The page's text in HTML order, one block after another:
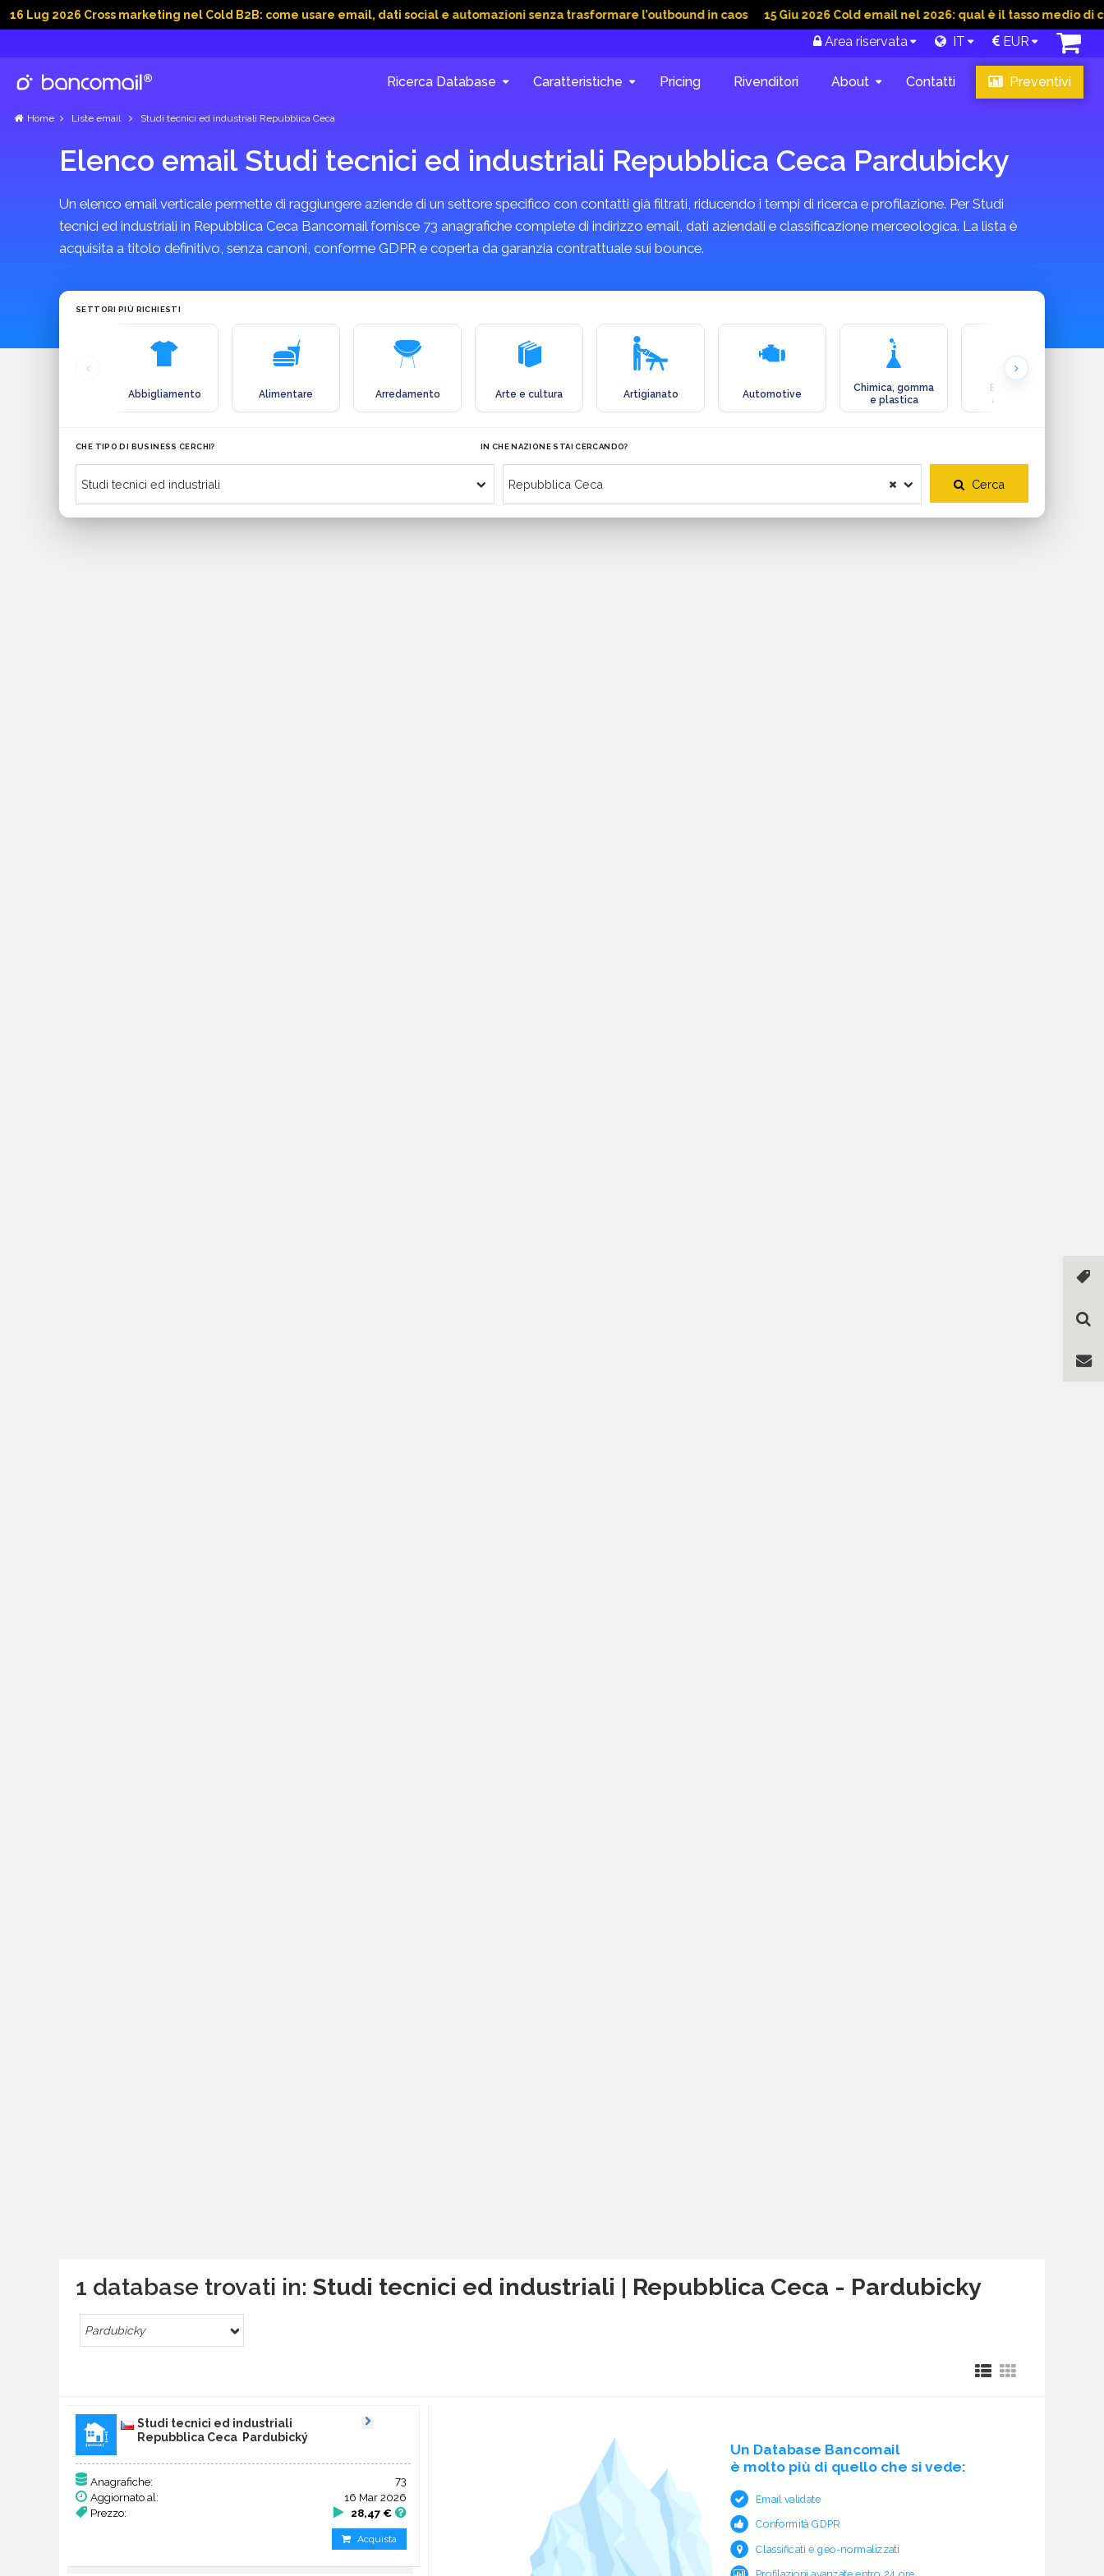
Cross marketing nel Cold B2B: come usare email, dati social e automazioni senza trasformare l’outbound in caos 15 Giu 2026 Cold email nel 2026: qual è il tasso medio di
Area riservata IT EUR
Ricerca Database Caratteristiche Pricing Rivenditori About Contatti Preventivi
Home Liste email Studi tecnici ed industriali Repubblica Ceca
Elenco email Studi tecnici ed industriali Repubblica Ceca Pardubicky
Un elenco email verticale permette di raggiungere aziende di un settore specifico con contatti già filtrati, riducendo i tempi di ricerca e profilazione. Per Studi
tecnici ed industriali in Repubblica Ceca Bancomail fornisce 73 anagrafiche complete di indirizzo email, dati aziendali e classificazione merceologica. La lista è
acquisita a titolo definitivo, senza canoni, conforme GDPR e coperta da garanzia contrattuale sui bounce.
SETTORI PIÙ RICHIESTI
Abbigliamento Alimentare Arredamento Arte e cultura Artigianato Automotive
Chimica, gomma
e plastica
Ecologia e
ambiente
CHE TIPO DI BUSINESS CERCHI? IN CHE NAZIONE STAI CERCANDO?
Cerca
1 database trovati in: Studi tecnici ed industriali | Repubblica Ceca - Pardubicky
Pardubicky
Studi tecnici ed industriali
Repubblica Ceca Pardubický
Anagrafiche:
73
Aggiornato al:
16 Mar 2026
Prezzo:
28,47 €
Acquista
Un Database Bancomail
è molto più di quello che si vede:
Email validate
Conformità GDPR
Classificati e geo-normalizzati